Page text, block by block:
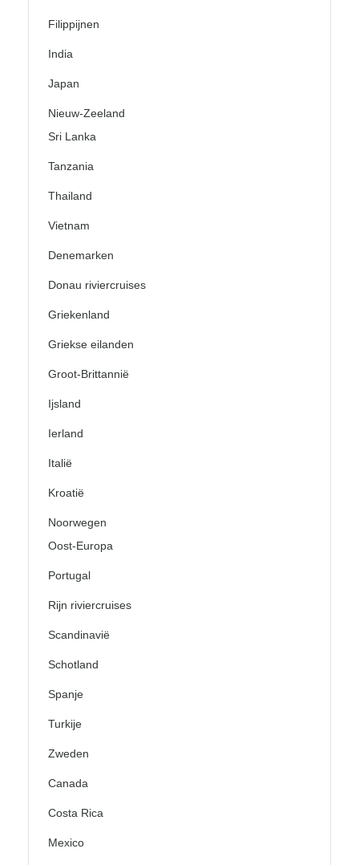
Filippijnen
India
Japan
Nieuw-Zeeland
Sri Lanka
Tanzania
Thailand
Vietnam
Denemarken
Donau riviercruises
Griekenland
Griekse eilanden
Groot-Brittannië
Ijsland
Ierland
Italië
Kroatië
Noorwegen
Oost-Europa
Portugal
Rijn riviercruises
Scandinavië
Schotland
Spanje
Turkije
Zweden
Canada
Costa Rica
Mexico